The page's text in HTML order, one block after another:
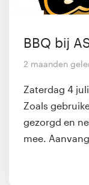
BBQ bij
2 maanden
Zaterdag 4
Zoals
gezorgd en
mee.